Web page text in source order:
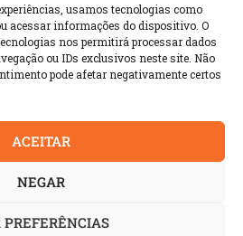
usamos tecnologias como
acessar informações do dispositivo. O
nos permitirá processar dados
ou IDs exclusivos neste site. Não
pode afetar negativamente certos
ACEITAR
NEGAR
PREFERÊNCIAS